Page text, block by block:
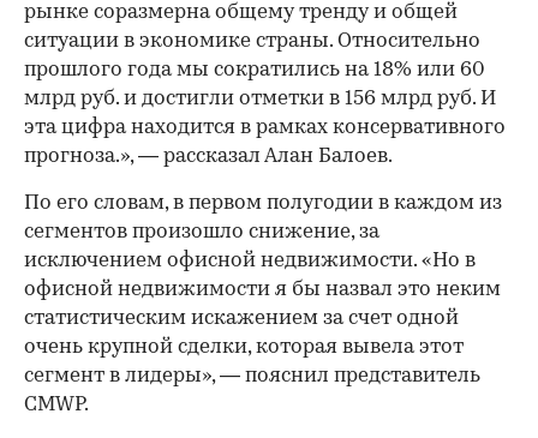
рынке соразмерна общему тренду и общей
ситуации в экономике страны. Относительно
прошлого года мы сократились на 18% или 60
млрд руб. и достигли отметки в 156 млрд руб. И
эта цифра находится в рамках консервативного
прогноза.», — рассказал Алан Балоев.
По его словам, в первом полугодии в каждом из
сегментов произошло снижение, за
исключением офисной недвижимости. «Но в
офисной недвижимости я бы назвал это неким
статистическим искажением за счет одной
очень крупной сделки, которая вывела этот
сегмент в лидеры», — пояснил представитель
CMWP.